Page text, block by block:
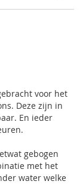
voor het
Deze zijn in
En ieder
gebogen
met het
water welke